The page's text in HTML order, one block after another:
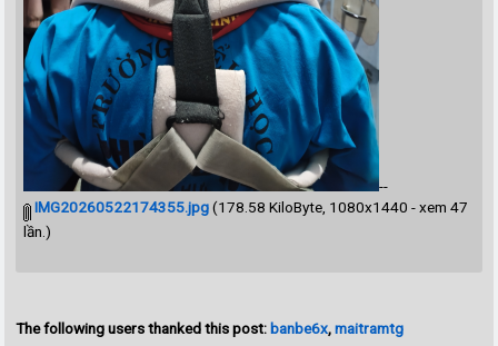
--
IMG20260522174355.jpg(178.58 KiloByte, 1080x1440 - xem 47
lần.)
The following users thanked this post: banbe6x,maitramtg